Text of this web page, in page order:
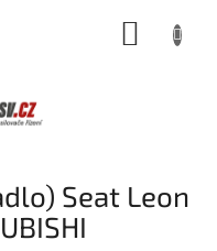
Seat Leon